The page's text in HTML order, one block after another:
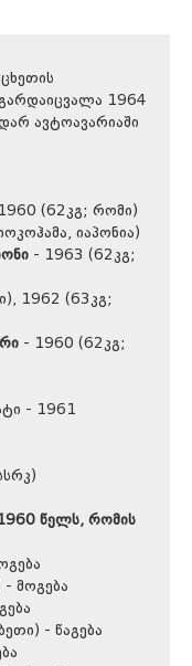
1964
ავტოავარიაში
(62კგ; რომი)
იაპონია)
- 1963 (62კგ;
1962 (63კგ;
- 1960 (62კგ;
- 1961
წელს, რომის
- მოგება
- წაგება